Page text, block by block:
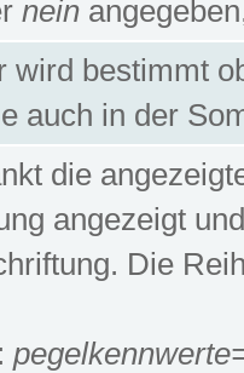
nein
wird bestimmt
auch in der
die
angezeigt
Die